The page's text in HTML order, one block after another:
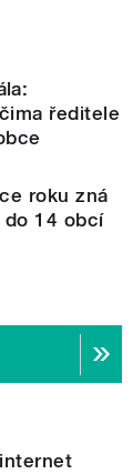
ředitele
roku zná
14 obcí